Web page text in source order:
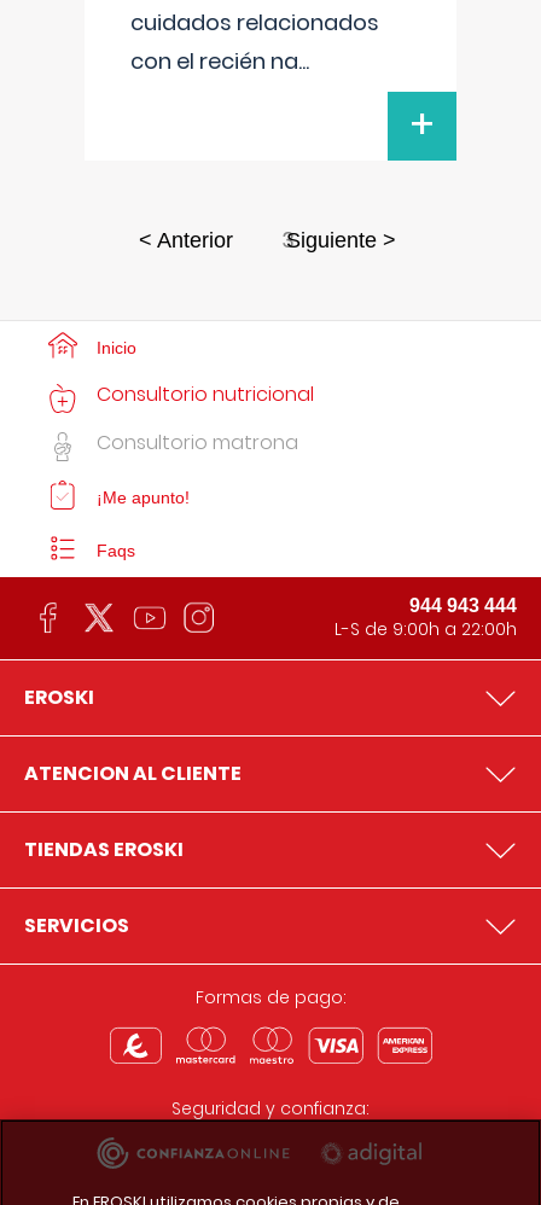
cuidados relacionados
con el recién na...
+
< Anterior 3Siguiente >
Inicio
Consultorio nutricional
Consultorio matrona
¡Me apunto!
Faqs
944 943 444
L-S de 9:00h a 22:00h
EROSKI
ATENCION AL CLIENTE
TIENDAS EROSKI
SERVICIOS
Formas de pago:
Seguridad y confianza: